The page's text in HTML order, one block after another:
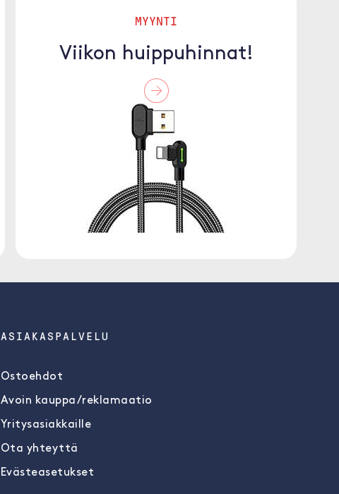
MYYNTI
Viikon huippuhinnat!
ASIAKASPALVELU
Ostoehdot
Avoin kauppa/reklamaatio
Yritysasiakkaille
Ota yhteyttä
Evästeasetukset